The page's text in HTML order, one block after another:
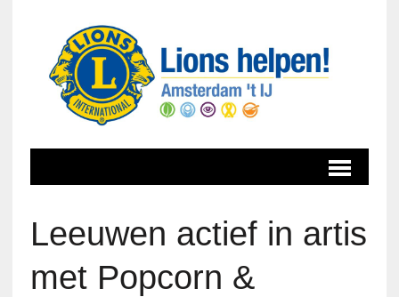
Leeuwen actief in artis
met Popcorn &